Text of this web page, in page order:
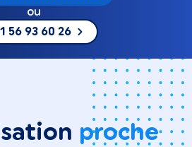
ou
56 93 60 26
proche